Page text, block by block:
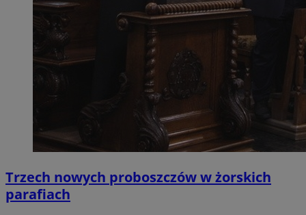
Trzech nowych proboszczów w żorskich
parafiach